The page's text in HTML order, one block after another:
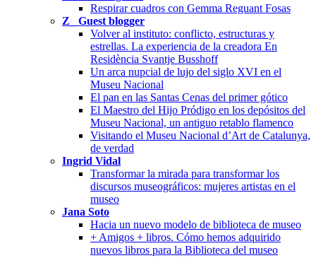
Respirar cuadros con Gemma Reguant Fosas
Z_ Guest blogger
Volver al instituto: conflicto, estructuras y
estrellas. La experiencia de la creadora En
Residència Svantje Busshoff
Un arca nupcial de lujo del siglo XVI en el
Museu Nacional
El pan en las Santas Cenas del primer gótico
El Maestro del Hijo Pródigo en los depósitos del
Museu Nacional, un antiguo retablo flamenco
Visitando el Museu Nacional d’Art de Catalunya,
de verdad
Ingrid Vidal
Transformar la mirada para transformar los
discursos museográficos: mujeres artistas en el
museo
Jana Soto
Hacia un nuevo modelo de biblioteca de museo
+ Amigos + libros. Cómo hemos adquirido
nuevos libros para la Biblioteca del museo